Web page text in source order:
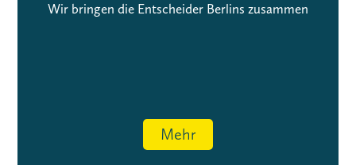
Wir bringen die Entscheider Berlins zusammen
Mehr